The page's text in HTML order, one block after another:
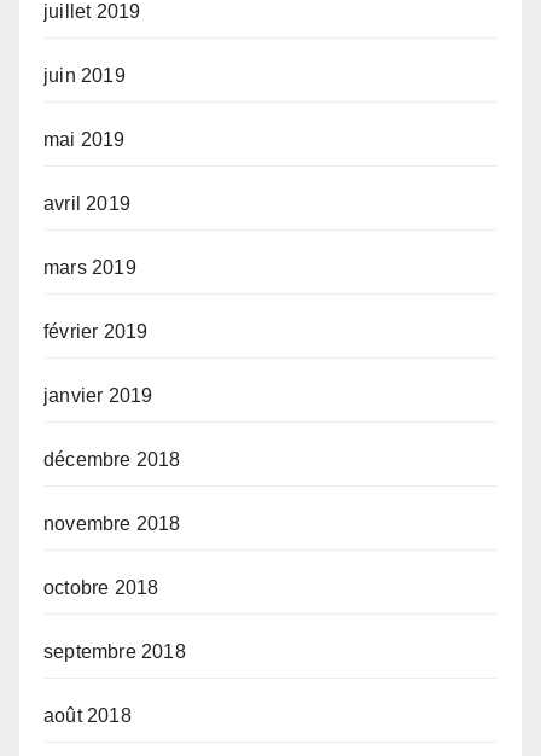
juillet 2019
juin 2019
mai 2019
avril 2019
mars 2019
février 2019
janvier 2019
décembre 2018
novembre 2018
octobre 2018
septembre 2018
août 2018